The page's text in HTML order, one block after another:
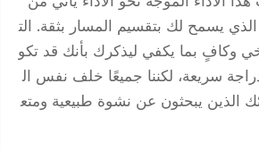
يسمح لك بتقسيم المسار بثقة. الت
وكافٍ بما يكفي ليذكرك بأنك قد تكو
سريعة، لكننا جميعًا خلف نفس ال
الذين يبحثون عن نشوة طبيعية ومتع